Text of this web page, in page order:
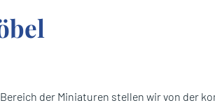
der Miniaturen stellen wir von der